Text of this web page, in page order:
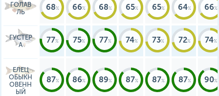
ГОЛАВ
ЛЬ
68 66 68 65 65 64 66
ГУСТЕР
А
77 75 77 74 73 72 74
ЕЛЕЦ
ОБЫКН
ОВЕНН
ЫЙ
87 86 89 87 87 87 90